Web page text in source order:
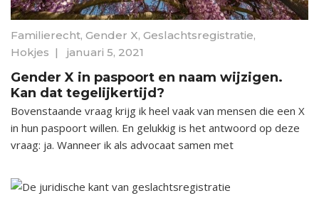
Familierecht, Gender X, Geslachtsregistratie,
Hokjes | januari 5, 2021
Gender X in paspoort en naam wijzigen.
Kan dat tegelijkertijd?
Bovenstaande vraag krijg ik heel vaak van mensen die een X
in hun paspoort willen. En gelukkig is het antwoord op deze
vraag: ja. Wanneer ik als advocaat samen met